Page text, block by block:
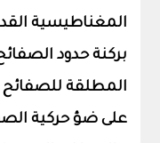
المغناطيسية
بركنة حدود
المطلقة للصفائح
على ضؤ حركية